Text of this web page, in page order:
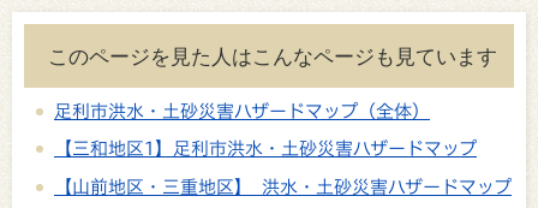
このページを見た人はこんなページも見ています
足利市洪水・土砂災害ハザードマップ（全体）
【三和地区1】足利市洪水・土砂災害ハザードマップ
【山前地区・三重地区】 洪水・土砂災害ハザードマップ